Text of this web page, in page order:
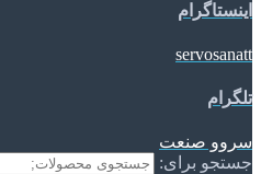
اینستاگرام
servosanatt
تلگرام
سروو صنعت
جستجو برای: